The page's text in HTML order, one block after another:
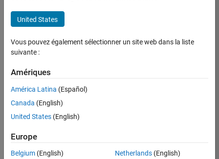
d’autres
offres
Senior
Software
Quality
Engineer
maintenant
United States
Vous pouvez également sélectionner un site web dans la liste
suivante :
Amériques
América Latina (Español)
Canada (English)
United States (English)
Europe
Belgium (English)
Netherlands(English)